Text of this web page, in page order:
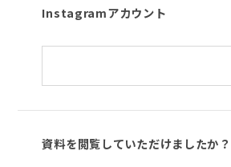
Instagramアカウント
資料を閲覧していただけましたか？